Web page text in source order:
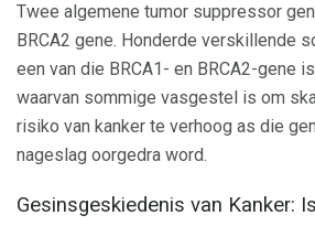
Twee algemene tumor suppressor
BRCA2 gene. Honderde verskillende
een van die BRCA1- en BRCA2-gene
waarvan sommige vasgestel is om
risiko van kanker te verhoog as die
nageslag oorgedra word.
Gesinsgeskiedenis van Kanker: